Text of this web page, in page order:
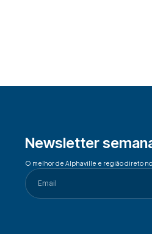
Newsletter
O melhor de Alphaville e região direto